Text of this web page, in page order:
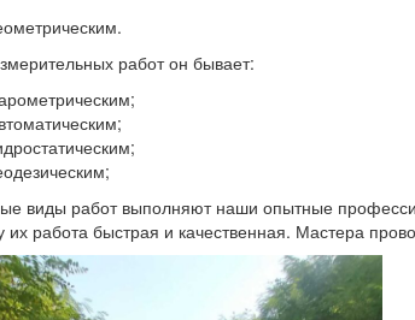
работ он бывает:
виды работ выполняют наши опытные
их работа быстрая и качественная. Мастера